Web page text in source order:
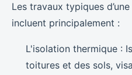
Les travaux typiques
incluent principalement :
L'isolation thermique :
toitures et des sols,